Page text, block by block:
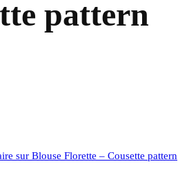
pattern
sur Blouse Florette – Cousette pattern